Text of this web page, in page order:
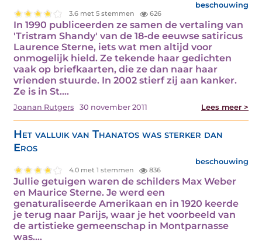
beschouwing
3.6 met 5 stemmen 626
In 1990 publiceerden ze samen de vertaling van
'Tristram Shandy' van de 18-de eeuwse satiricus
Laurence Sterne, iets wat men altijd voor
onmogelijk hield. Ze tekende haar gedichten
vaak op briefkaarten, die ze dan naar haar
vrienden stuurde. In 2002 stierf zij aan kanker.
Ze is in St.…
Joanan Rutgers 30 november 2011 Lees meer >
Het valluik van Thanatos was sterker dan
Eros
beschouwing
4.0 met 1 stemmen 836
Jullie getuigen waren de schilders Max Weber
en Maurice Sterne. Je werd een
genaturaliseerde Amerikaan en in 1920 keerde
je terug naar Parijs, waar je het voorbeeld van
de artistieke gemeenschap in Montparnasse
was.…